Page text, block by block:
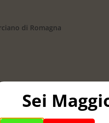
di Romagna
Sei